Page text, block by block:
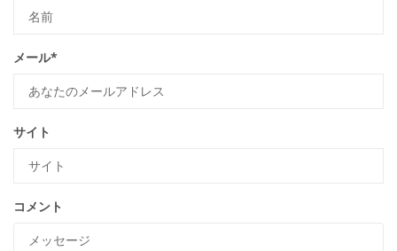
メール*
サイト
コメント